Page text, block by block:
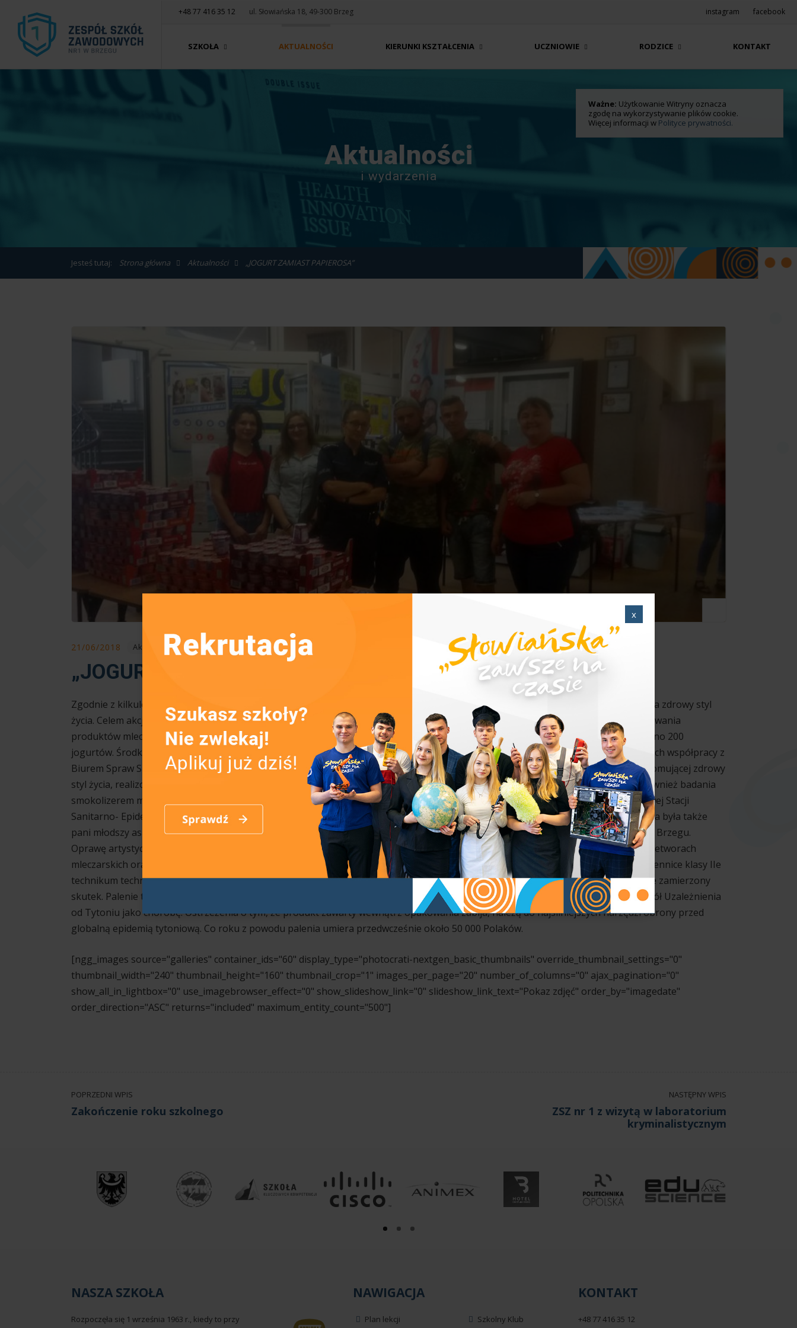
x
Ważne: Użytkowanie Witryny oznacza
zgodę na wykorzystywanie plików cookie.
Więcej informacji w Polityce prywatności.
+48 77 416 35 12 ul. Słowiańska 18, 49-300 Brzeg instagram facebook
SZKOŁA AKTUALNOŚCI KIERUNKI KSZTAŁCENIA UCZNIOWIE RODZICE KONTAKT
Aktualności
i wydarzenia
Jesteś tutaj: Strona główna Aktualności „JOGURT ZAMIAST PAPIEROSA”
21/06/2018 Aktualności
„JOGURT ZAMIAST PAPIEROSA”
Zgodnie z kilkuletnią tradycją w Zespole Szkół Zawodowych nr 1 w Brzegu dnia 13 czerwca 2018 r. odbyła się kolejna akcja promująca zdrowy styl
życia. Celem akcji było uświadomienie młodym ludziom szkodliwości palenia papierosów oraz wskazanie korzyści płynących ze spożywania
produktów mlecznych w ramach obchodów Światowego Dnia bez Papierosa (31 maja) oraz Dnia Mleka (25 maja). Zakupiono i rozdano 200
jogurtów. Środki finansowe przeznaczone na ten cel pochodziły z funduszy uzyskanych przez panią pedagog Danutę Denes w ramach współpracy z
Biurem Spraw Społecznych i Zdrowia Urzędu Miasta w Brzegu z programu profilaktyki, terapii uzależnień, kampanii edukacyjnej promującej zdrowy
styl życia, realizowanych w ramach programu profilaktyki i rozwiązywania problemów alkoholowych w gminie miasto Brzeg. Były również badania
smokolizerem mierzącym zawartość tlenku węgla w wydychanym powietrzu wykonywane przez panią Katarzynę Gawlak z Powiatowej Stacji
Sanitarno- Epidemiologicznej w Brzegu- Sekcja Promocji Zdrowia i Oświaty Społecznej. W ramach programu profilaktycznego obecna była także
pani młodszy aspirant Magdalena Bielecka z Zespołu ds. Profilaktyki Społecznej, Nieletnich i Patologii Komendy Powiatowej Policji w Brzegu.
Oprawę artystyczną akcji stanowiły plakaty wykonane przez naszych uczniów, nawiązujące tematycznie do haseł akcji, gazetka o przetworach
mleczarskich oraz gazetka o szkodliwości palenia wykonana przez młodzież pod kierunkiem Marioli Pawłuszko i Martyny Janas. Uczennice klasy IIe
technikum technologii żywności proponowały tego dnia sięgnąć po jogurt zamiast po papierosa. Mamy nadzieję, że akcja przyniesie zamierzony
skutek. Palenie tytoniu jest największym zagrożeniem zdrowotnym w Polsce. Światowa Organizacja Zdrowia (WHO) klasyfikuje Zespół Uzależnienia
od Tytoniu jako chorobę. Ostrzeżenia o tym, że produkt zawarty wewnątrz opakowania zabija, należą do najsilniejszych narzędzi obrony przed
globalną epidemią tytoniową. Co roku z powodu palenia umiera przedwcześnie około 50 000 Polaków.
[ngg_images source="galleries" container_ids="60" display_type="photocrati-nextgen_basic_thumbnails" override_thumbnail_settings="0"
thumbnail_width="240" thumbnail_height="160" thumbnail_crop="1" images_per_page="20" number_of_columns="0" ajax_pagination="0"
show_all_in_lightbox="0" use_imagebrowser_effect="0" show_slideshow_link="0" slideshow_link_text="Pokaz zdjęć" order_by="imagedate"
order_direction="ASC" returns="included" maximum_entity_count="500"]
POPRZEDNI WPIS
Zakończenie roku szkolnego
NASTĘPNY WPIS
ZSZ nr 1 z wizytą w laboratorium
kryminalistycznym
NASZA SZKOŁA
Rozpoczęła się 1 września 1963 r., kiedy to przy
NAWIGACJA
Plan lekcji
Szkolny Klub
KONTAKT
+48 77 416 35 12